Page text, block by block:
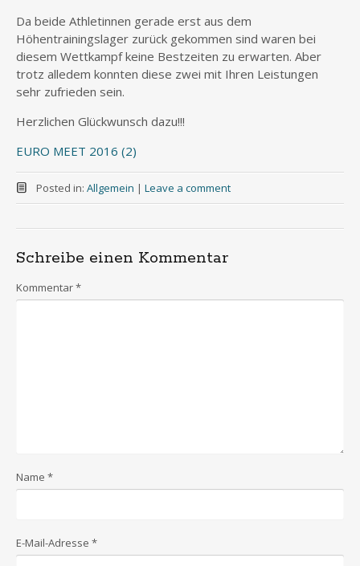
Da beide Athletinnen gerade erst aus dem
Höhentrainingslager zurück gekommen sind waren bei
diesem Wettkampf keine Bestzeiten zu erwarten. Aber
trotz alledem konnten diese zwei mit Ihren Leistungen
sehr zufrieden sein.
Herzlichen Glückwunsch dazu!!!
EURO MEET 2016 (2)
Posted in: Allgemein | Leave a comment
Schreibe einen Kommentar
Kommentar*
Name *
E-Mail-Adresse *